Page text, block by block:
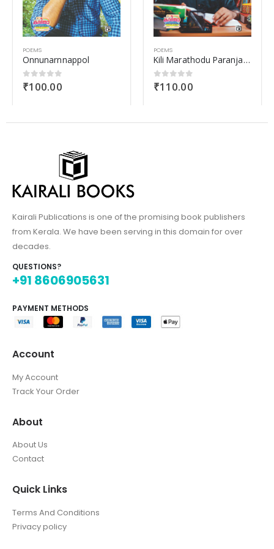
POEMS
0out of 5
₹110.00
POEMS
Communist Pacha
0out of 5
₹70.00
Kairali Publications is one of the promising book publishers
from Kerala. We have been serving in this domain for over
decades.
QUESTIONS?
+91 8606905631
PAYMENT METHODS
Account
My Account
Track Your Order
About
About Us
Contact
Quick Links
Terms And Conditions
Privacy policy